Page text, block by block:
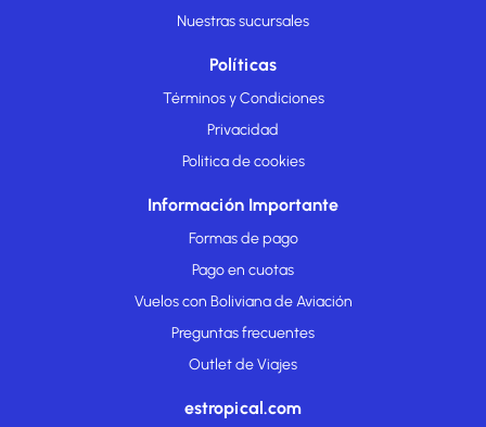
Nuestras sucursales
Políticas
Términos y Condiciones
Privacidad
Politica de cookies
Información Importante
Formas de pago
Pago en cuotas
Vuelos con Boliviana de Aviación
Preguntas frecuentes
Outlet de Viajes
estropical.com